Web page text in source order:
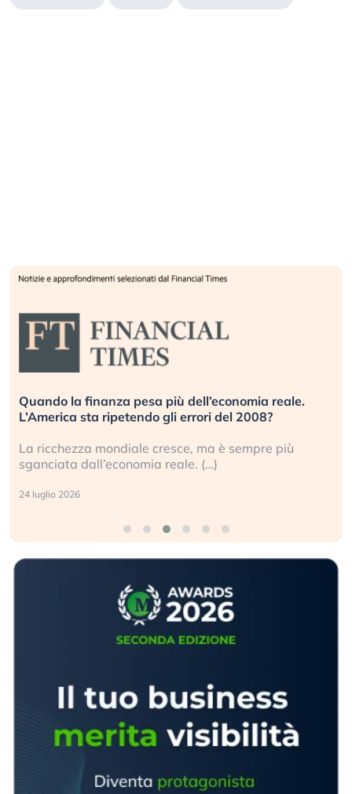
Quando la finanza pesa più dell’economia reale.
L’America sta ripetendo gli errori del 2008?
La ricchezza mondiale cresce, ma è sempre più
sganciata dall’economia reale. (…)
24 luglio 2026